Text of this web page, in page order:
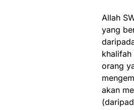
Allah
yang
khalifah
orang
akan